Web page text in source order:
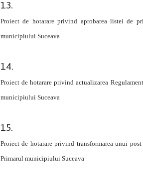
Proiect de hotarare privind aprobarea listei de
municipiului Suceava
Proiect de hotarare privind actualizarea
municipiului Suceava
Proiect de hotarare privind transformarea unui
Primarul municipiului Suceava